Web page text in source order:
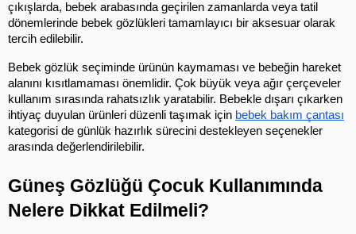
çıkışlarda, bebek arabasında geçirilen zamanlarda veya tatil
dönemlerinde bebek gözlükleri tamamlayıcı bir aksesuar olarak
tercih edilebilir.
Bebek gözlük seçiminde ürünün kaymaması ve bebeğin hareket
alanını kısıtlamaması önemlidir. Çok büyük veya ağır çerçeveler
kullanım sırasında rahatsızlık yaratabilir. Bebekle dışarı çıkarken
ihtiyaç duyulan ürünleri düzenli taşımak için bebek bakım çantası
kategorisi de günlük hazırlık sürecini destekleyen seçenekler
arasında değerlendirilebilir.
Güneş Gözlüğü Çocuk Kullanımında
Nelere Dikkat Edilmeli?